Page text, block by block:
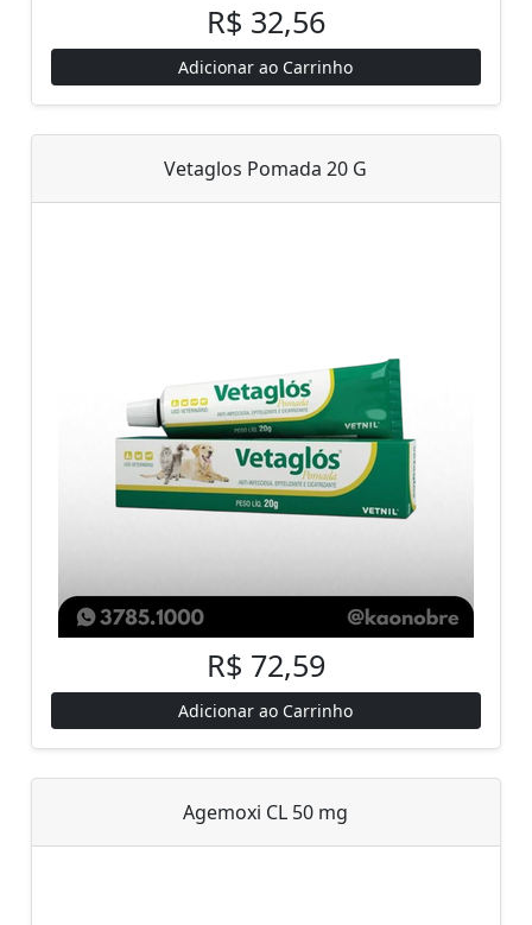
R$ 32,56
Adicionar ao Carrinho
Vetaglos Pomada 20 G
R$ 72,59
Adicionar ao Carrinho
Agemoxi CL 50 mg